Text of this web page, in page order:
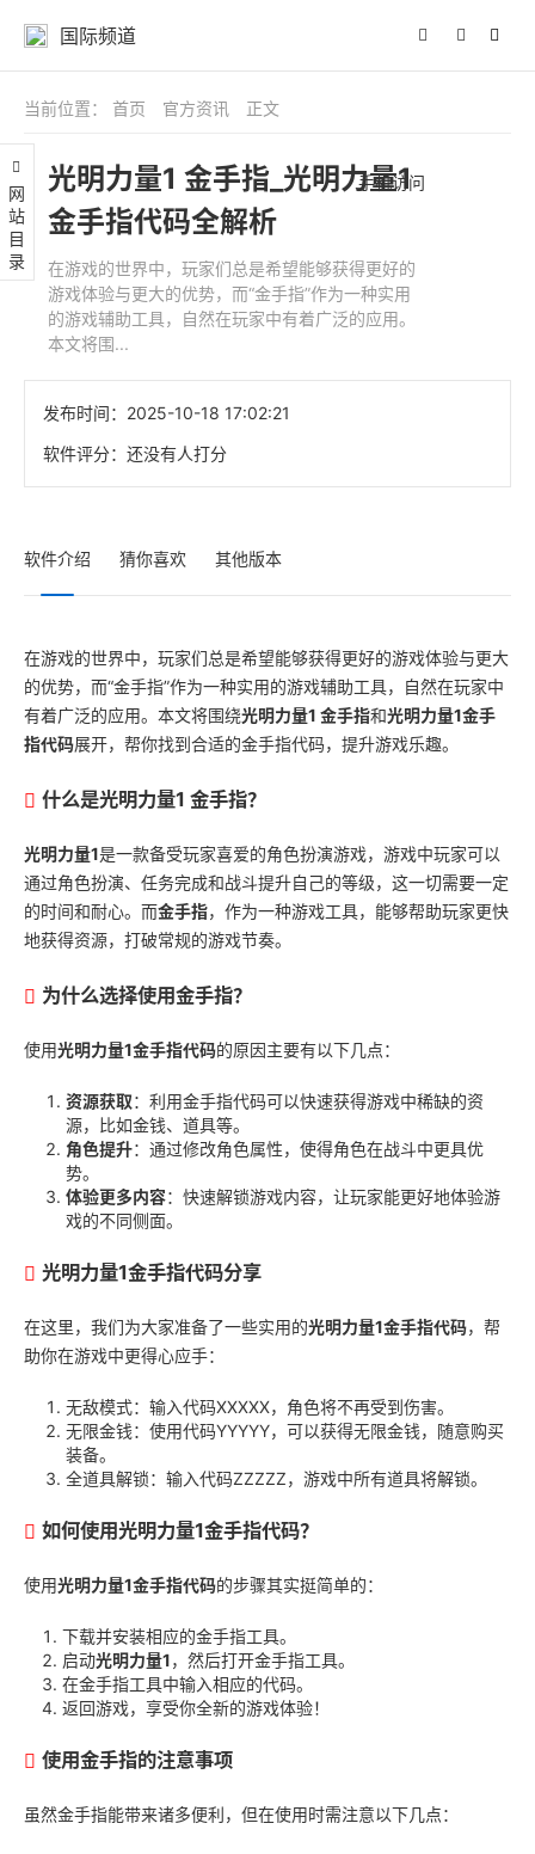
国际频道
网站目录
当前位置： 首页 官方资讯 正文
光明力量1 金手指_光明力量1
金手指代码全解析
手机访问
在游戏的世界中，玩家们总是希望能够获得更好的
游戏体验与更大的优势，而“金手指”作为一种实用
的游戏辅助工具，自然在玩家中有着广泛的应用。
本文将围...
发布时间： 2025-10-18 17:02:21
软件评分： 还没有人打分
软件介绍 猜你喜欢 其他版本
在游戏的世界中，玩家们总是希望能够获得更好的游戏体验与更大
的优势，而“金手指”作为一种实用的游戏辅助工具，自然在玩家中
有着广泛的应用。本文将围绕光明力量1 金手指和光明力量1金手
指代码展开，帮你找到合适的金手指代码，提升游戏乐趣。
什么是光明力量1 金手指？
光明力量1是一款备受玩家喜爱的角色扮演游戏，游戏中玩家可以
通过角色扮演、任务完成和战斗提升自己的等级，这一切需要一定
的时间和耐心。而金手指，作为一种游戏工具，能够帮助玩家更快
地获得资源，打破常规的游戏节奏。
为什么选择使用金手指？
使用光明力量1金手指代码的原因主要有以下几点：
资源获取：利用金手指代码可以快速获得游戏中稀缺的资
源，比如金钱、道具等。
角色提升：通过修改角色属性，使得角色在战斗中更具优
势。
体验更多内容：快速解锁游戏内容，让玩家能更好地体验游
戏的不同侧面。
光明力量1金手指代码分享
在这里，我们为大家准备了一些实用的光明力量1金手指代码，帮
助你在游戏中更得心应手：
无敌模式：输入代码XXXXX，角色将不再受到伤害。
无限金钱：使用代码YYYYY，可以获得无限金钱，随意购买
装备。
全道具解锁：输入代码ZZZZZ，游戏中所有道具将解锁。
如何使用光明力量1金手指代码？
使用光明力量1金手指代码的步骤其实挺简单的：
下载并安装相应的金手指工具。
启动光明力量1，然后打开金手指工具。
在金手指工具中输入相应的代码。
返回游戏，享受你全新的游戏体验！
使用金手指的注意事项
虽然金手指能带来诸多便利，但在使用时需注意以下几点：